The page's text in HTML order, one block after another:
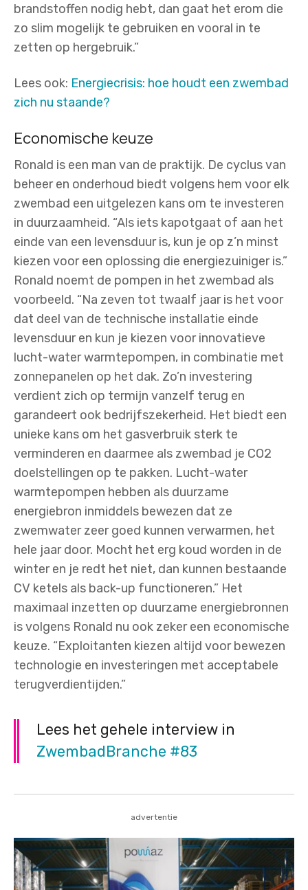
brandstoffen nodig hebt, dan gaat het erom die
zo slim mogelijk te gebruiken en vooral in te
zetten op hergebruik.”
Lees ook: Energiecrisis: hoe houdt een zwembad
zich nu staande?
Economische keuze
Ronald is een man van de praktijk. De cyclus van
beheer en onderhoud biedt volgens hem voor elk
zwembad een uitgelezen kans om te investeren
in duurzaamheid. “Als iets kapotgaat of aan het
einde van een levensduur is, kun je op z’n minst
kiezen voor een oplossing die energiezuiniger is.”
Ronald noemt de pompen in het zwembad als
voorbeeld. “Na zeven tot twaalf jaar is het voor
dat deel van de technische installatie einde
levensduur en kun je kiezen voor innovatieve
lucht-water warmtepompen, in combinatie met
zonnepanelen op het dak. Zo’n investering
verdient zich op termijn vanzelf terug en
garandeert ook bedrijfszekerheid. Het biedt een
unieke kans om het gasverbruik sterk te
verminderen en daarmee als zwembad je CO2
doelstellingen op te pakken. Lucht-water
warmtepompen hebben als duurzame
energiebron inmiddels bewezen dat ze
zwemwater zeer goed kunnen verwarmen, het
hele jaar door. Mocht het erg koud worden in de
winter en je redt het niet, dan kunnen bestaande
CV ketels als back-up functioneren.” Het
maximaal inzetten op duurzame energiebronnen
is volgens Ronald nu ook zeker een economische
keuze. “Exploitanten kiezen altijd voor bewezen
technologie en investeringen met acceptabele
terugverdientijden.”
Lees het gehele interview in
ZwembadBranche #83
advertentie